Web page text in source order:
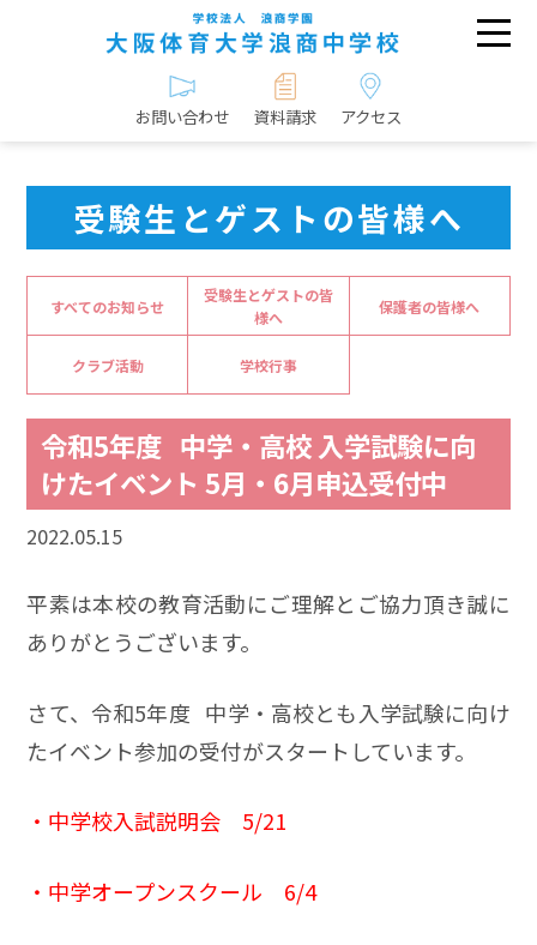
お問い合わせ 資料請求 アクセス
受験生とゲストの皆様へ
すべてのお知らせ
受験生とゲストの皆
様へ
保護者の皆様へ
クラブ活動 学校行事
令和5年度 中学・高校 入学試験に向
けたイベント 5月・6月申込受付中
2022.05.15
平素は本校の教育活動にご理解とご協力頂き誠に
ありがとうございます。
さて、令和5年度 中学・高校とも入学試験に向け
たイベント参加の受付がスタートしています。
・中学校入試説明会 5/21
・中学オープンスクール 6/4